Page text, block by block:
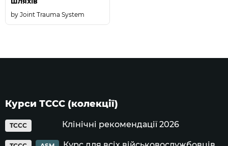
Joint Trauma System
Курси ТССС (колекції)
TCCC Клінічні рекомендації 2026